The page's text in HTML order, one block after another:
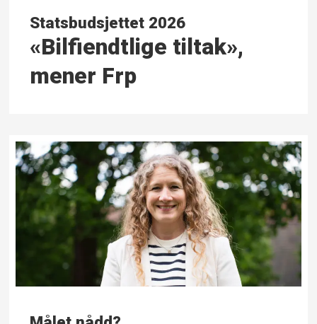
Statsbudsjettet 2026
«Bilfiendtlige tiltak»,
mener Frp